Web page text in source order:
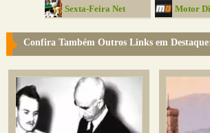
Sexta-Feira Net Motor
Confira Também Outros Links em